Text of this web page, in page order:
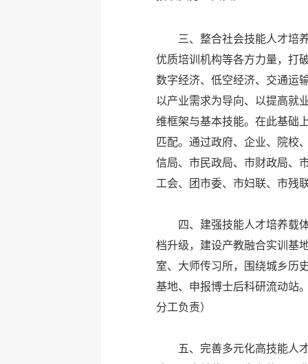
三、整合社会技能人才培
优质培训机构等各方力量，打
数字经济、低空经济、交通运
以产业需求为导向、以提高就
维框架与基本技能。在此基础
匹配。通过政府、企业、院校
信局、市民政局、市财政局、
工会、团市委、市妇联、市残
四、建强技能人才培养载
档升级，建设产教融合实训基
室、大师传习所，围绕城乡历
基地、申报博士后科研流动站
分工负责）
五、完善多元化高技能人